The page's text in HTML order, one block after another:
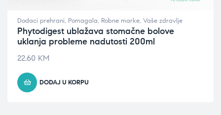
Dodaci prehrani, Pomagala, Robne marke, Vaše zdravlje
Phytodigest ublažava stomačne bolove
uklanja probleme nadutosti 200ml
22.60 KM
DODAJ U KORPU